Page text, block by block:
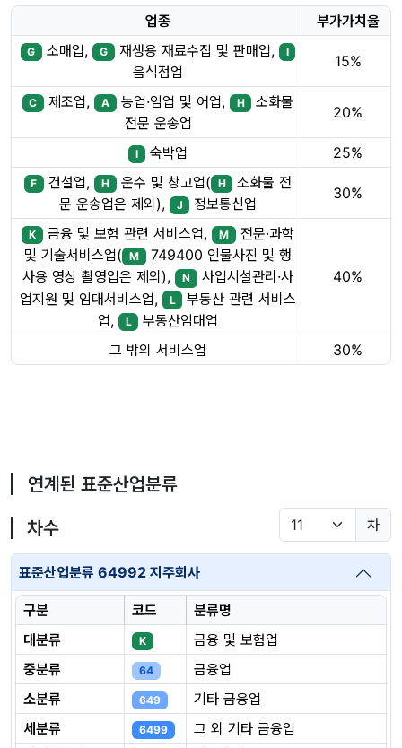
업종 부가가치율
G 소매업, G 재생용 재료수집 및 판매업, I
음식점업
15%
C 제조업, A 농업·임업 및 어업, H
소화물
전문 운송업
20%
I 숙박업 25%
F 건설업, H 운수 및 창고업( H
소화물 전
문 운송업은 제외),
J 정보통신업
30%
K 금융 및 보험 관련 서비스업, M 전문·과학
및 기술서비스업( M 749400 인물사진 및 행
사용 영상 촬영업은 제외), N 사업시설관리·사
업지원 및 임대서비스업,
L
부동산 관련 서비스
업,
L 부동산임대업
40%
그 밖의 서비스업 30%
연계된 표준산업분류
차수
차
표준산업분류 64992 지주회사
구분 코드
분류명
대분류
K
금융 및 보험업
중분류
64
금융업
소분류
649
기타 금융업
세분류
6499
그 외 기타 금융업